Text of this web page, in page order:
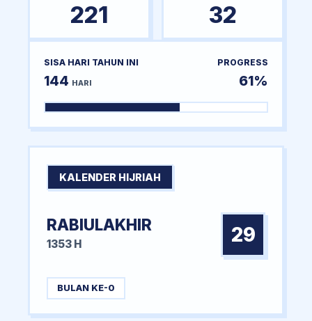
221 32
SISA HARI TAHUN INI
144 HARI
PROGRESS
61%
KALENDER HIJRIAH
RABIULAKHIR
1353 H 29
BULAN KE-0